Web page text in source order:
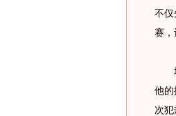
不仅
赛，
场
他的
次